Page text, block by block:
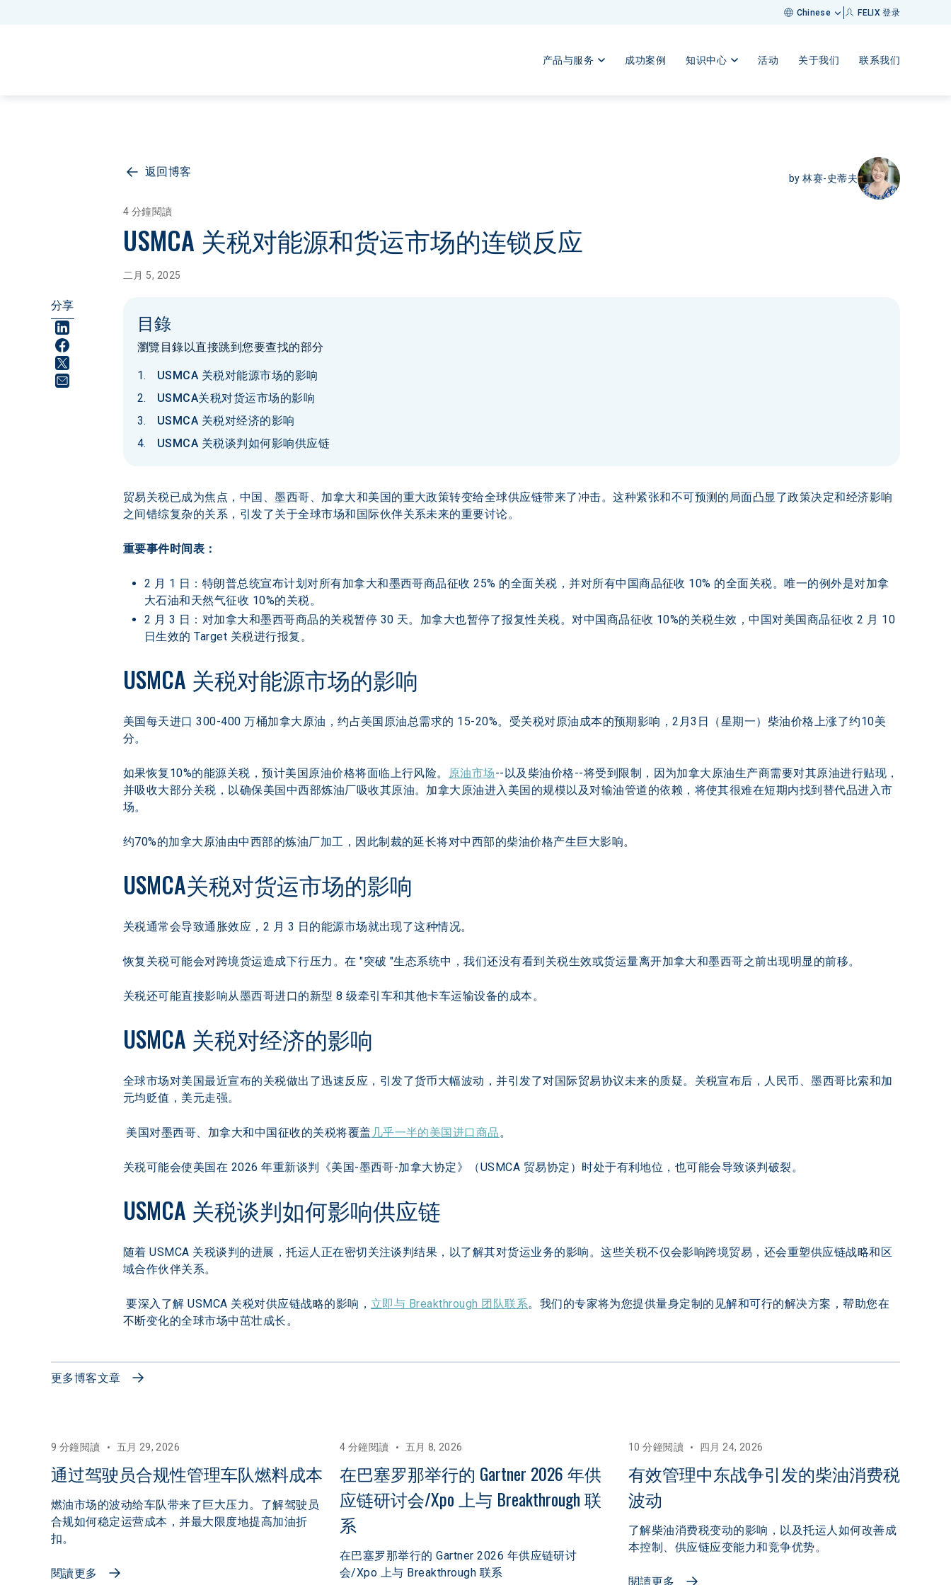
Chinese FELIX 登录
产品与服务 成功案例 知识中心 活动 关于我们 联系我们
返回博客 by林赛-史蒂夫
4 分鐘閱讀
USMCA 关税对能源和货运市场的连锁反应
二月 5, 2025
分享
目錄
瀏覽目錄以直接跳到您要查找的部分
USMCA 关税对能源市场的影响
USMCA关税对货运市场的影响
USMCA 关税对经济的影响
USMCA 关税谈判如何影响供应链
贸易关税已成为焦点，中国、墨西哥、加拿大和美国的重大政策转变给全球供应链带来了冲击。这种紧张和不可预测的局面凸显了政策决定和经济影响
之间错综复杂的关系，引发了关于全球市场和国际伙伴关系未来的重要讨论。
重要事件时间表：
2 月 1 日：特朗普总统宣布计划对所有加拿大和墨西哥商品征收 25% 的全面关税，并对所有中国商品征收 10% 的全面关税。唯一的例外是对加拿
大石油和天然气征收 10%的关税。
2 月 3 日：对加拿大和墨西哥商品的关税暂停 30 天。加拿大也暂停了报复性关税。对中国商品征收 10%的关税生效，中国对美国商品征收 2 月 10
日生效的 Target 关税进行报复。
USMCA 关税对能源市场的影响
美国每天进口 300-400 万桶加拿大原油，约占美国原油总需求的 15-20%。受关税对原油成本的预期影响，2月3日（星期一）柴油价格上涨了约10美
分。
如果恢复10%的能源关税，预计美国原油价格将面临上行风险。 原油市场--以及柴油价格--将受到限制，因为加拿大原油生产商需要对其原油进行贴现，
并吸收大部分关税，以确保美国中西部炼油厂吸收其原油。加拿大原油进入美国的规模以及对输油管道的依赖，将使其很难在短期内找到替代品进入市
场。
约70%的加拿大原油由中西部的炼油厂加工，因此制裁的延长将对中西部的柴油价格产生巨大影响。
USMCA关税对货运市场的影响
关税通常会导致通胀效应，2 月 3 日的能源市场就出现了这种情况。
恢复关税可能会对跨境货运造成下行压力。在 "突破 "生态系统中，我们还没有看到关税生效或货运量离开加拿大和墨西哥之前出现明显的前移。
关税还可能直接影响从墨西哥进口的新型 8 级牵引车和其他卡车运输设备的成本。
USMCA 关税对经济的影响
全球市场对美国最近宣布的关税做出了迅速反应，引发了货币大幅波动，并引发了对国际贸易协议未来的质疑。关税宣布后，人民币、墨西哥比索和加
元均贬值，美元走强。
美国对墨西哥、加拿大和中国征收的关税将覆盖 几乎一半的美国进口商品。
关税可能会使美国在 2026 年重新谈判《美国-墨西哥-加拿大协定》（USMCA 贸易协定）时处于有利地位，也可能会导致谈判破裂。
USMCA 关税谈判如何影响供应链
随着 USMCA 关税谈判的进展，托运人正在密切关注谈判结果，以了解其对货运业务的影响。这些关税不仅会影响跨境贸易，还会重塑供应链战略和区
域合作伙伴关系。
要深入了解 USMCA 关税对供应链战略的影响， 立即与 Breakthrough 团队联系。我们的专家将为您提供量身定制的见解和可行的解决方案，帮助您在
不断变化的全球市场中茁壮成长。
更多博客文章
9 分鐘閱讀 五月 29, 2026
通过驾驶员合规性管理车队燃料成本
燃油市场的波动给车队带来了巨大压力。了解驾驶员
合规如何稳定运营成本，并最大限度地提高加油折
扣。
閱讀更多
4 分鐘閱讀 五月 8, 2026
在巴塞罗那举行的 Gartner 2026 年供
应链研讨会/Xpo 上与 Breakthrough 联
系
在巴塞罗那举行的 Gartner 2026 年供应链研讨
会/Xpo 上与 Breakthrough 联系
10 分鐘閱讀 四月 24, 2026
有效管理中东战争引发的柴油消费税
波动
了解柴油消费税变动的影响，以及托运人如何改善成
本控制、供应链应变能力和竞争优势。
閱讀更多